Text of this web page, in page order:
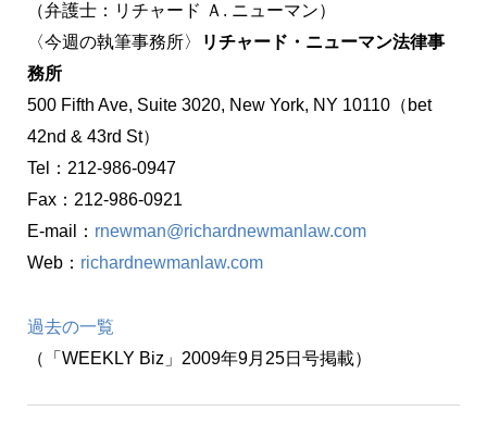
（弁護士：リチャード Ａ. ニューマン）
〈今週の執筆事務所〉
リチャード・ニューマン法律事
務所
500 Fifth Ave, Suite 3020, New York, NY 10110（bet
42nd & 43rd St）
Tel：212-986-0947
Fax：212-986-0921
E-mail： rnewman@richardnewmanlaw.com
Web： richardnewmanlaw.com
過去の一覧
（「WEEKLY Biz」2009年9月25日号掲載）